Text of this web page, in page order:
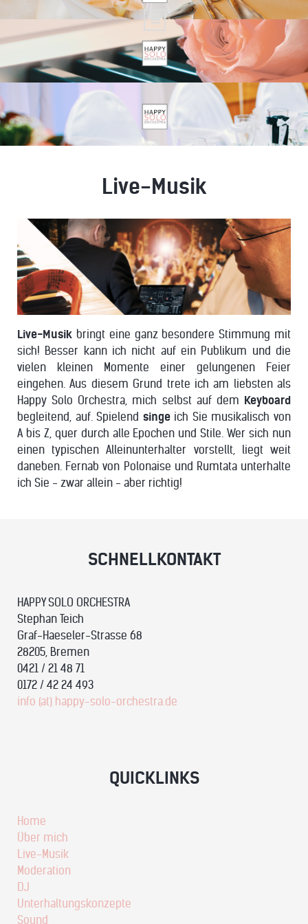
Live-Musik
Live-Musik bringt eine ganz besondere Stimmung mit
sich! Besser kann ich nicht auf ein Publikum und die
vielen kleinen Momente einer gelungenen Feier
eingehen. Aus diesem Grund trete ich am liebsten als
Happy Solo Orchestra, mich selbst auf dem Keyboard
begleitend, auf. Spielend singeich Sie musikalisch von
A bis Z, quer durch alle Epochen und Stile. Wer sich nun
einen typischen Alleinunterhalter vorstellt, liegt weit
daneben. Fernab von Polonaise und Rumtata unterhalte
ich Sie - zwar allein - aber richtig!
SCHNELLKONTAKT
HAPPY SOLO ORCHESTRA
Stephan Teich
Graf-Haeseler-Strasse 68
28205, Bremen
0421 / 21 48 71
0172 / 42 24 493
info (at) happy-solo-orchestra.de
QUICKLINKS
Home
Über mich
Live-Musik
Moderation
DJ
Unterhaltungskonzepte
Sound